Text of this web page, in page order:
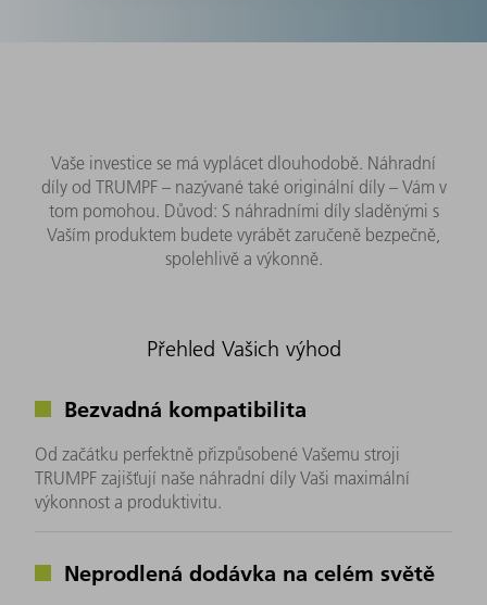
Vaše investice se má vyplácet dlouhodobě. Náhradní
díly od TRUMPF – nazývané také originální díly – Vám v
tom pomohou. Důvod: S náhradními díly sladěnými s
Vaším produktem budete vyrábět zaručeně bezpečně,
spolehlivě a výkonně.
Přehled Vašich výhod
Bezvadná kompatibilita
Od začátku perfektně přizpůsobené Vašemu stroji
TRUMPF zajišťují naše náhradní díly Vaši maximální
výkonnost a produktivitu.
Neprodlená dodávka na celém světě